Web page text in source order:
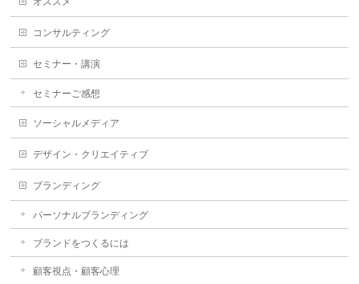
コンサルティング
セミナー・講演
セミナーご感想
ソーシャルメディア
デザイン・クリエイティブ
ブランディング
パーソナルブランディング
ブランドをつくるには
顧客視点・顧客心理